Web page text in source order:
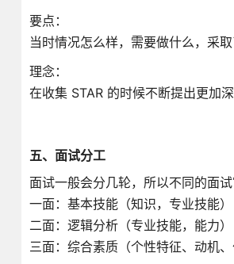
要点：
当时情况怎么样，需要做什么，采
理念：
在收集 STAR 的时候不断提出更加
五、面试分工
面试一般会分几轮，所以不同的面
一面：基本技能（知识，专业技能）
二面：逻辑分析（专业技能，能力）
三面：综合素质（个性特征、动机、